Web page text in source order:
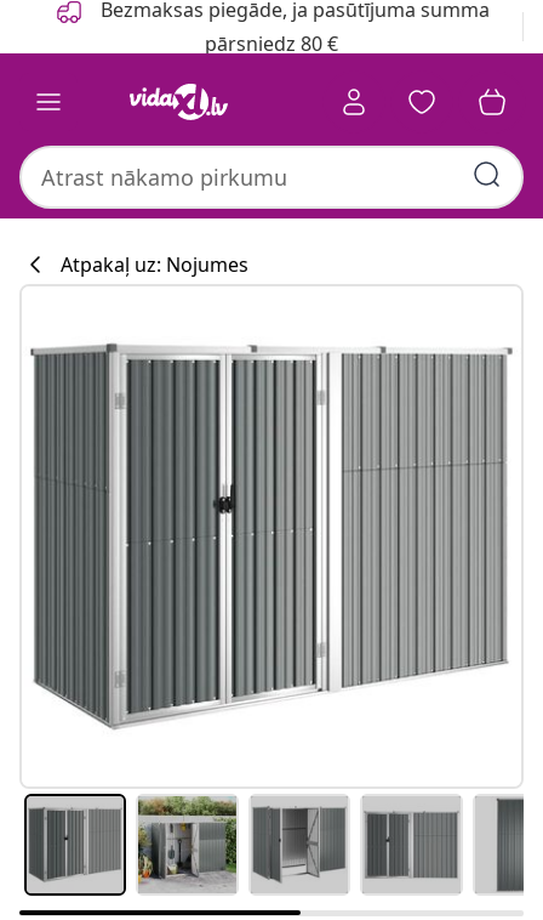
Bezmaksas piegāde, ja pasūtījuma summa
pārsniedz 80 €
Atpakaļ uz: Nojumes